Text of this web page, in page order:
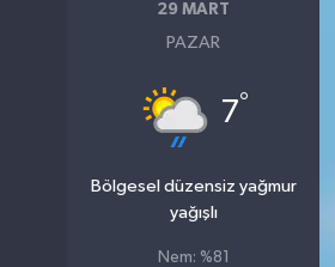
29 MART
PAZAR
7°
Bölgesel düzensiz yağmur
yağışlı
Nem: %81